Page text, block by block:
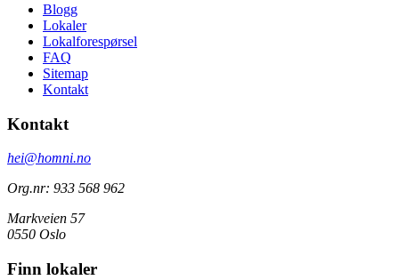
Blogg
Lokaler
Lokalforespørsel
FAQ
Sitemap
Kontakt
Kontakt
hei@homni.no
Org.nr: 933 568 962
Markveien 57
0550 Oslo
Finn lokaler